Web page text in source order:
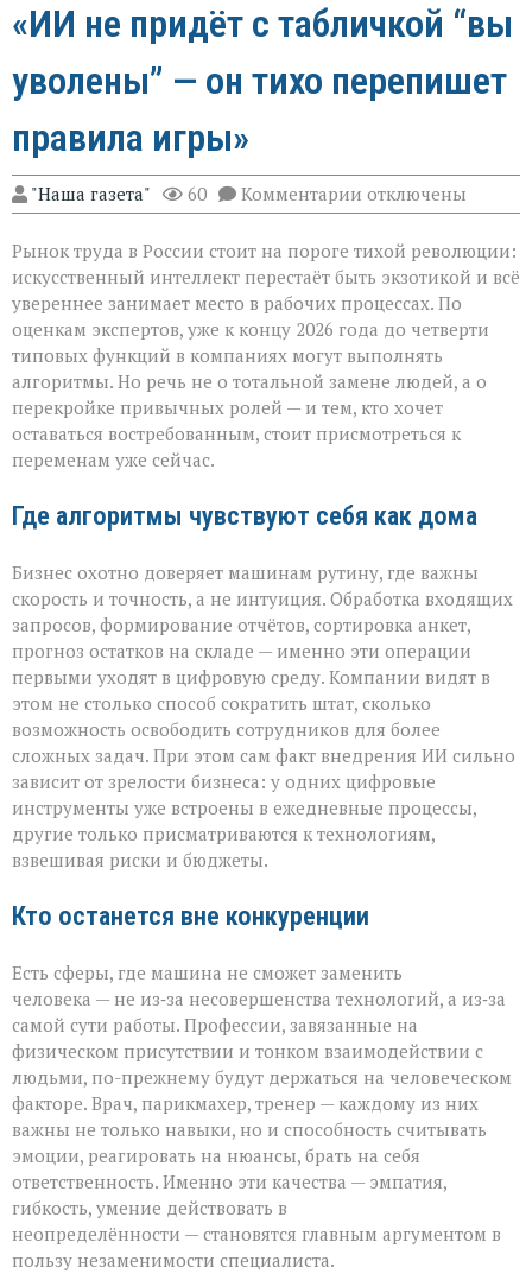
«ИИ не придёт с табличкой “вы
уволены” — он тихо перепишет
правила игры»
"Наша газета" 60 Комментарии к
записи
не
придёт
табличкой
“вы
уволены” — он
тихо
перепишет
правила
игры»
отключены
Рынок труда в России стоит на пороге тихой революции:
искусственный интеллект перестаёт быть экзотикой и всё
увереннее занимает место в рабочих процессах. По
оценкам экспертов, уже к концу 2026 года до четверти
типовых функций в компаниях могут выполнять
алгоритмы. Но речь не о тотальной замене людей, а о
перекройке привычных ролей — и тем, кто хочет
оставаться востребованным, стоит присмотреться к
переменам уже сейчас.
Где алгоритмы чувствуют себя как дома
Бизнес охотно доверяет машинам рутину, где важны
скорость и точность, а не интуиция. Обработка входящих
запросов, формирование отчётов, сортировка анкет,
прогноз остатков на складе — именно эти операции
первыми уходят в цифровую среду. Компании видят в
этом не столько способ сократить штат, сколько
возможность освободить сотрудников для более
сложных задач. При этом сам факт внедрения ИИ сильно
зависит от зрелости бизнеса: у одних цифровые
инструменты уже встроены в ежедневные процессы,
другие только присматриваются к технологиям,
взвешивая риски и бюджеты.
Кто останется вне конкуренции
Есть сферы, где машина не сможет заменить
человека — не из‑за несовершенства технологий, а из‑за
самой сути работы. Профессии, завязанные на
физическом присутствии и тонком взаимодействии с
людьми, по-прежнему будут держаться на человеческом
факторе. Врач, парикмахер, тренер — каждому из них
важны не только навыки, но и способность считывать
эмоции, реагировать на нюансы, брать на себя
ответственность. Именно эти качества — эмпатия,
гибкость, умение действовать в
неопределённости — становятся главным аргументом в
пользу незаменимости специалиста.